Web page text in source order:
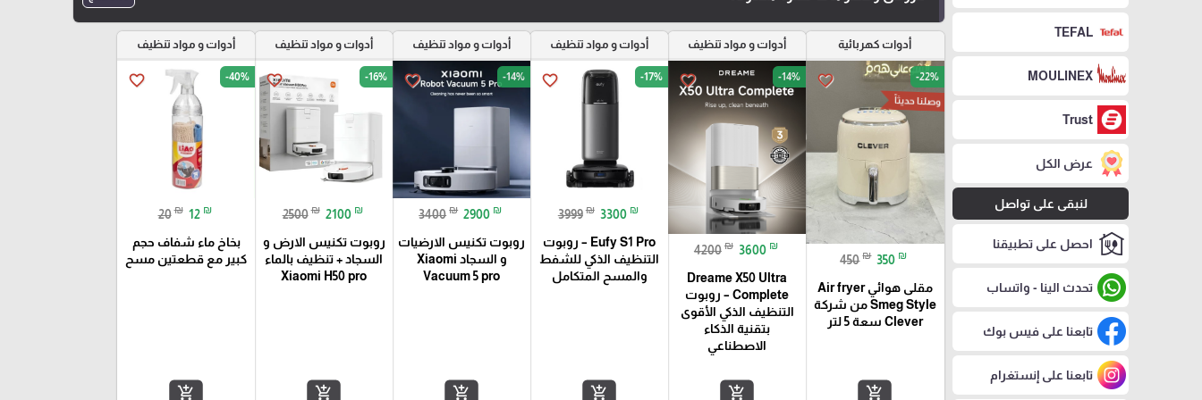
TEFAL
MOULINEX
Trust
عرض الكل
لنبقى على تواصل
احصل على تطبيقنا
تحدث الينا - واتساب
تابعنا على فيس بوك
تابعنا على إنستغرام
أدوات كهربائية
favorite_border -22%
وصلنا حديثاً
450 ₪ 350 ₪
مقلى هوائي Air fryer
Smeg Style من شركة
Clever سعة 5 لتر
add_shopping_cart
أدوات و مواد تنظيف
favorite_border -14%
4200 ₪ 3600 ₪
Dreame X50 Ultra
Complete – روبوت
التنظيف الذكي الأقوى
بتقنية الذكاء
الاصطناعي
add_shopping_cart
أدوات و مواد تنظيف
favorite_border -17%
3999 ₪ 3300 ₪
Eufy S1 Pro – روبوت
التنظيف الذكي للشفط
والمسح المتكامل
add_shopping_cart
أدوات و مواد تنظيف
favorite_border -14%
3400 ₪ 2900 ₪
روبوت تكنيس الارضيات
و السجاد Xiaomi
Vacuum 5 pro
add_shopping_cart
أدوات و مواد تنظيف
favorite_border -16%
2500 ₪ 2100 ₪
روبوت تكنيس الارض و
السجاد + تنظيف بالماء
Xiaomi H50 pro
add_shopping_cart
أدوات و مواد تنظيف
favorite_border -40%
20 ₪ 12 ₪
بخاخ ماء شفاف حجم
كبير مع قطعتين مسح
add_shopping_cart